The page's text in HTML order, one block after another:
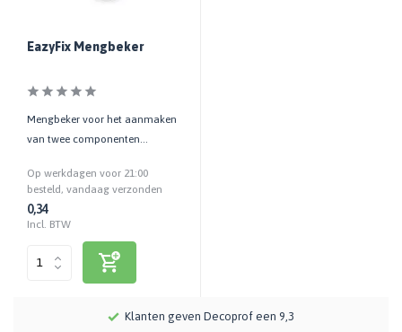
EazyFix Mengbeker
Mengbeker voor het aanmaken
van twee componenten
reactiewarmte
Op werkdagen voor 21:00
besteld, vandaag verzonden
0,34
Incl. BTW
Meer dan 115 jaar kennis en ervaring